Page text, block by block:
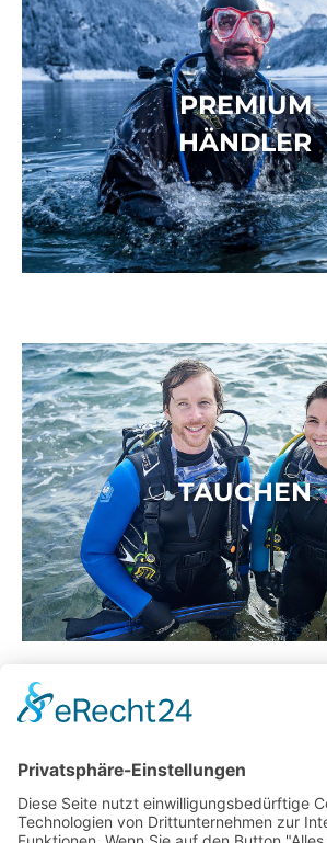
PREMIUM
HÄNDLER
TAUCHEN
BASELAYER